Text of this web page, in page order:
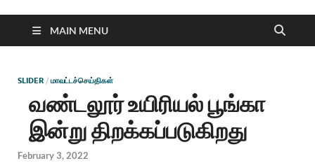
MAIN MENU
SLIDER / மாவட்டச்செய்திகள்
வண்டலூர் உயிரியல் பூங்கா
இன்று திறக்கப்படுகிறது
February 3, 2022